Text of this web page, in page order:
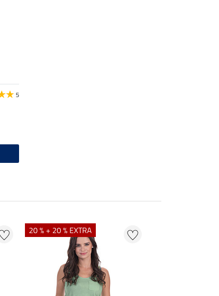
5
20 % + 20 % EXTRA